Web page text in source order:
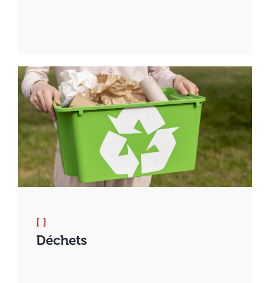
[ ]
Déchets